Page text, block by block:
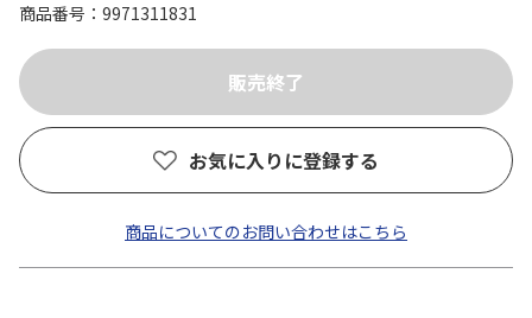
商品番号
9971311831
お気に入りに登録する
商品についてのお問い合わせはこちら